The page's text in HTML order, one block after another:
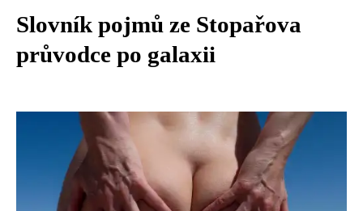
Slovník pojmů ze Stopařova
průvodce po galaxii